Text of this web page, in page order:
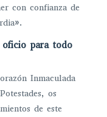
con confianza de
para todo
Inmaculada
os
de este